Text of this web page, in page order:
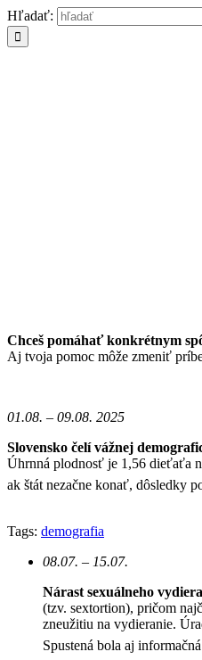
Hľadať:
Chceš pomáhať konkrétnym
Aj tvoja pomoc môže zmeniť
01.08. – 09.08. 2025
Slovensko čelí vážnej
Úhrnná plodnosť je 1,56 dieťaťa
ak štát nezačne konať, dôsledky
Tags: demografia
08.07. – 15.07.
Nárast sexuálneho
(tzv. sextortion), pričom
zneužitiu na vydieranie.
Spustená bola aj